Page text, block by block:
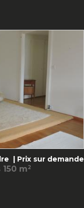
| Prix sur demande
m2